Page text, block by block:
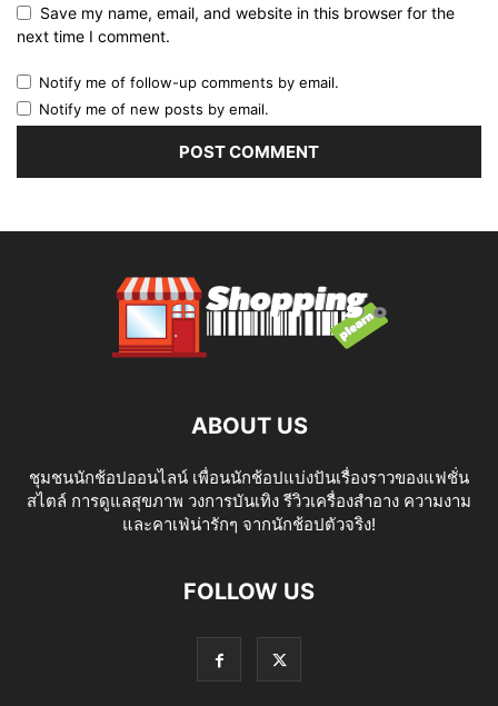
Save my name, email, and website in this browser for the
next time I comment.
Notify me of follow-up comments by email.
Notify me of new posts by email.
ABOUT US
ชุมชนนักช้อปออนไลน์ เพื่อนนักช้อปแบ่งปันเรื่องราวของแฟชั่น
สไตล์ การดูแลสุขภาพ วงการบันเทิง รีวิวเครื่องสำอาง ความงาม
และคาเฟ่น่ารักๆ จากนักช้อปตัวจริง!
FOLLOW US